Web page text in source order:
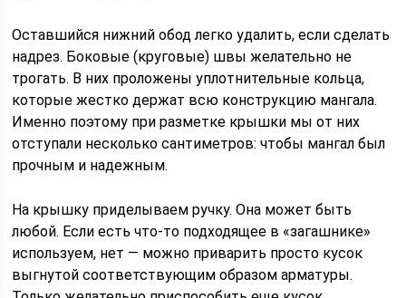
Оставшийся нижний обод легко удалить, если сделать
надрез. Боковые (круговые) швы желательно не
трогать. В них проложены уплотнительные кольца,
которые жестко держат всю конструкцию мангала.
Именно поэтому при разметке крышки мы от них
отступали несколько сантиметров: чтобы мангал был
прочным и надежным.
На крышку приделываем ручку. Она может быть
любой. Если есть что-то подходящее в «загашнике»
используем, нет — можно приварить просто кусок
выгнутой соответствующим образом арматуры.